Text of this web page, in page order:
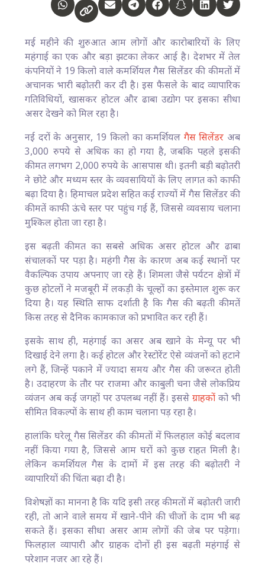
मई महीने की शुरुआत आम लोगों और कारोबारियों के लिए
महंगाई का एक और बड़ा झटका लेकर आई है। देशभर में तेल
कंपनियों ने 19 किलो वाले कमर्शियल गैस सिलेंडर की कीमतों में
अचानक भारी बढ़ोतरी कर दी है। इस फैसले के बाद व्यापारिक
गतिविधियों, खासकर होटल और ढाबा उद्योग पर इसका सीधा
असर देखने को मिल रहा है।
नई दरों के अनुसार, 19 किलो का कमर्शियल गैस सिलेंडर अब
3,000 रुपये से अधिक का हो गया है, जबकि पहले इसकी
कीमत लगभग 2,000 रुपये के आसपास थी। इतनी बड़ी बढ़ोतरी
ने छोटे और मध्यम स्तर के व्यवसायियों के लिए लागत को काफी
बढ़ा दिया है। हिमाचल प्रदेश सहित कई राज्यों में गैस सिलेंडर की
कीमतें काफी ऊंचे स्तर पर पहुंच गई हैं, जिससे व्यवसाय चलाना
मुश्किल होता जा रहा है।
इस बढ़ती कीमत का सबसे अधिक असर होटल और ढाबा
संचालकों पर पड़ा है। महंगी गैस के कारण अब कई स्थानों पर
वैकल्पिक उपाय अपनाए जा रहे हैं। शिमला जैसे पर्यटन क्षेत्रों में
कुछ होटलों ने मजबूरी में लकड़ी के चूल्हों का इस्तेमाल शुरू कर
दिया है। यह स्थिति साफ दर्शाती है कि गैस की बढ़ती कीमतें
किस तरह से दैनिक कामकाज को प्रभावित कर रही हैं।
इसके साथ ही, महंगाई का असर अब खाने के मेन्यू पर भी
दिखाई देने लगा है। कई होटल और रेस्टोरेंट ऐसे व्यंजनों को हटाने
लगे हैं, जिन्हें पकाने में ज्यादा समय और गैस की जरूरत होती
है। उदाहरण के तौर पर राजमा और काबुली चना जैसे लोकप्रिय
व्यंजन अब कई जगहों पर उपलब्ध नहीं हैं। इससेग्राहकोंको भी
सीमित विकल्पों के साथ ही काम चलाना पड़ रहा है।
हालांकि घरेलू गैस सिलेंडर की कीमतों में फिलहाल कोई बदलाव
नहीं किया गया है, जिससे आम घरों को कुछ राहत मिली है।
लेकिन कमर्शियल गैस के दामों में इस तरह की बढ़ोतरी ने
व्यापारियों की चिंता बढ़ा दी है।
विशेषज्ञों का मानना है कि यदि इसी तरह कीमतों में बढ़ोतरी जारी
रही, तो आने वाले समय में खाने-पीने की चीजों के दाम भी बढ़
सकते हैं। इसका सीधा असर आम लोगों की जेब पर पड़ेगा।
फिलहाल व्यापारी और ग्राहक दोनों ही इस बढ़ती महंगाई से
परेशान नजर आ रहे हैं।